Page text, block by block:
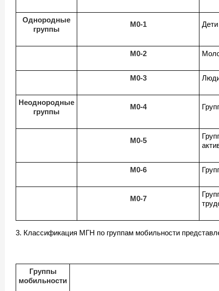
Однородные
группы
М0-1
М0-2
М0-3
Неоднородные
группы
М0-4
М0-5
М0-6
М0-7
3. Классификация МГН по группам мобильности
Группы
мобильности